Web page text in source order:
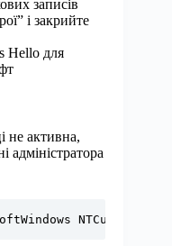
записів
і закрийте
не активна,
адміністратора